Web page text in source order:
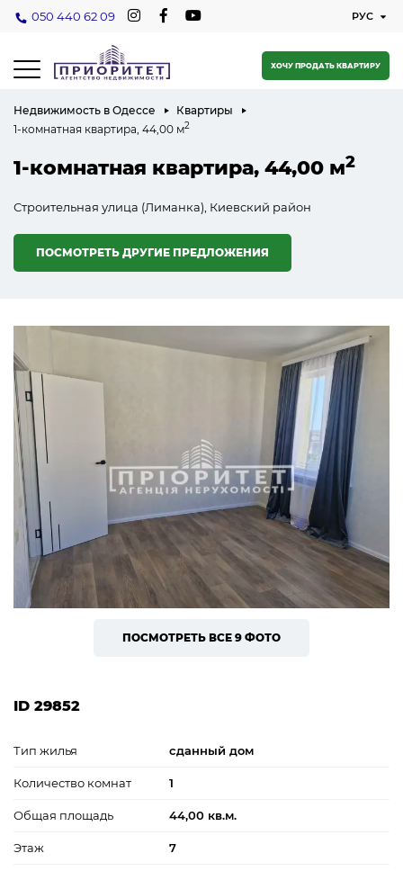
050 440 62 09
ХОЧУ ПРОДАТЬ КВАРТИРУ
Недвижимость в Одессе
Квартиры
1-комнатная квартира, 44,00 м2
1-комнатная квартира, 44,00 м2
Строительная улица (Лиманка), Киевский район
ПОСМОТРЕТЬ ДРУГИЕ ПРЕДЛОЖЕНИЯ
ПОСМОТРЕТЬ ВСЕ 9 ФОТО
ID 29852
Тип жилья сданный дом
Количество комнат 1
Общая площадь 44,00 кв.м.
Этаж 7